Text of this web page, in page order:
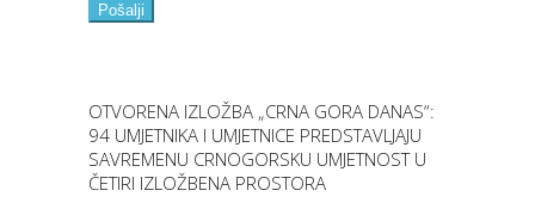
Pošalji
OTVORENA IZLOŽBA „CRNA GORA DANAS“:
94 UMJETNIKA I UMJETNICE PREDSTAVLJAJU
SAVREMENU CRNOGORSKU UMJETNOST U
ČETIRI IZLOŽBENA PROSTORA